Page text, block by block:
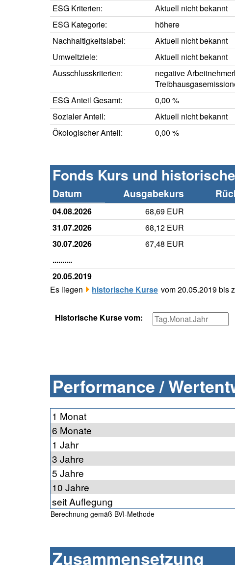
ESG Kriterien:
Aktuell nicht bekannt
ESG Kategorie:
höhere
Nachhaltigkeitslabel:
Aktuell nicht bekannt
Umweltziele:
Aktuell nicht bekannt
Ausschlusskriterien:
negative
ESG Anteil Gesamt:
0,00 %
Sozialer Anteil:
Aktuell nicht bekannt
Ökologischer Anteil:
0,00 %
Fonds Kurs und
Datum Ausgabekurs
04.08.2026 68,69 EUR
31.07.2026
68,12 EUR
30.07.2026
67,48 EUR
..........
20.05.2019
Es liegen
historische Kurse vom 20.05.2019 bis
Historische Kurse vom:
Performance /
1 Monat
6 Monate
1 Jahr
3 Jahre
5 Jahre
10 Jahre
seit Auflegung
Berechnung gemäß BVI-Methode
Zusammensetzung